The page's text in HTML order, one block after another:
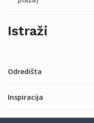
Istraži
Odredišta
Inspiracija